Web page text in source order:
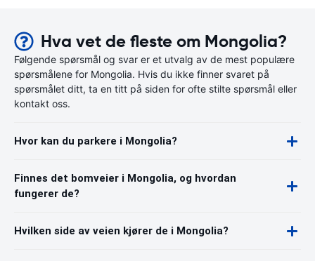
Hva vet de fleste om Mongolia?
Følgende spørsmål og svar er et utvalg av de mest populære
spørsmålene for Mongolia. Hvis du ikke finner svaret på
spørsmålet ditt, ta en titt på siden for ofte stilte spørsmål eller
kontakt oss.
Hvor kan du parkere i Mongolia?
Finnes det bomveier i Mongolia, og hvordan
fungerer de?
Hvilken side av veien kjører de i Mongolia?